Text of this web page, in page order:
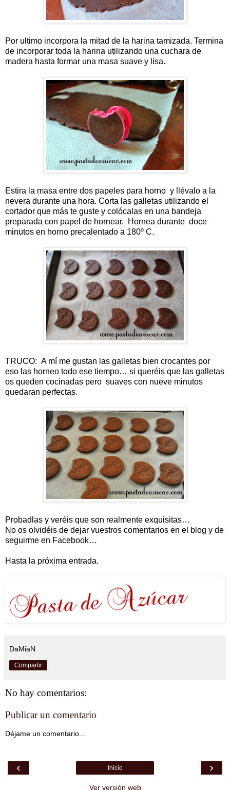
Por ultimo incorpora la mitad de la harina tamizada. Termina
de incorporar toda la harina utilizando una cuchara de
madera hasta formar una masa suave y lisa.
Estira la masa entre dos papeles para horno y llévalo a la
nevera durante una hora. Corta las galletas utilizando el
cortador que más te guste y colócalas en una bandeja
preparada con papel de hornear. Hornea durante doce
minutos en horno precalentado a 180º C.
TRUCO: A mí me gustan las galletas bien crocantes por
eso las horneo todo ese tiempo… si queréis que las galletas
os queden cocinadas pero suaves con nueve minutos
quedaran perfectas.
Probadlas y veréis que son realmente exquisitas…
No os olvidéis de dejar vuestros comentarios en el blog y de
seguirme en Facebook…
Hasta la próxima entrada.
DaMiaN
Compartir
No hay comentarios:
Publicar un comentario
Déjame un comentario...
‹ ›
Inicio
Ver versión web